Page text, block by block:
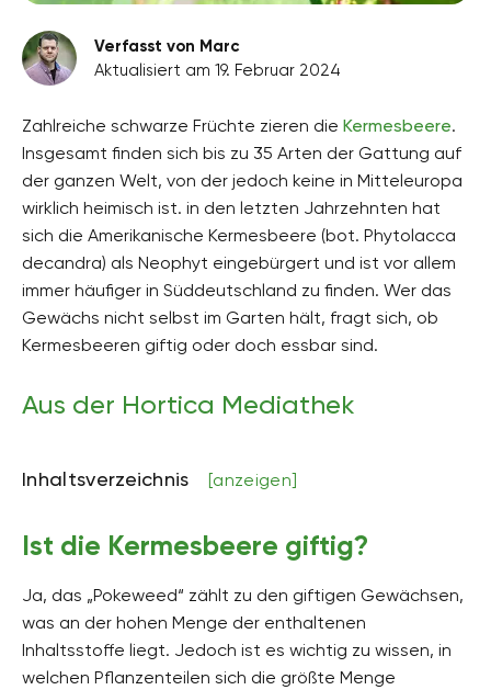
Verfasst von Marc
Aktualisiert am 19. Februar 2024
Zahlreiche schwarze Früchte zieren die Kermesbeere.
Insgesamt finden sich bis zu 35 Arten der Gattung auf
der ganzen Welt, von der jedoch keine in Mitteleuropa
wirklich heimisch ist. in den letzten Jahrzehnten hat
sich die Amerikanische Kermesbeere (bot. Phytolacca
decandra) als Neophyt eingebürgert und ist vor allem
immer häufiger in Süddeutschland zu finden. Wer das
Gewächs nicht selbst im Garten hält, fragt sich, ob
Kermesbeeren giftig oder doch essbar sind.
Aus der Hortica Mediathek
Inhaltsverzeichnis [anzeigen]
Ist die Kermesbeere giftig?
Ja, das „Pokeweed“ zählt zu den giftigen Gewächsen,
was an der hohen Menge der enthaltenen
Inhaltsstoffe liegt. Jedoch ist es wichtig zu wissen, in
welchen Pflanzenteilen sich die größte Menge